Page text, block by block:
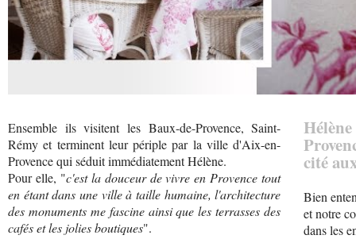
Ensemble ils visitent les Baux-de-Provence, Saint-
Rémy et terminent leur périple par la ville d'Aix-en-
Provence qui séduit immédiatement Hélène.
Pour elle, "c'est la douceur de vivre en Provence tout
en étant dans une ville à taille humaine, l'architecture
des monuments me fascine ainsi que les terrasses des
cafés et les jolies boutiques".
cité
Bien
et notre
dans les